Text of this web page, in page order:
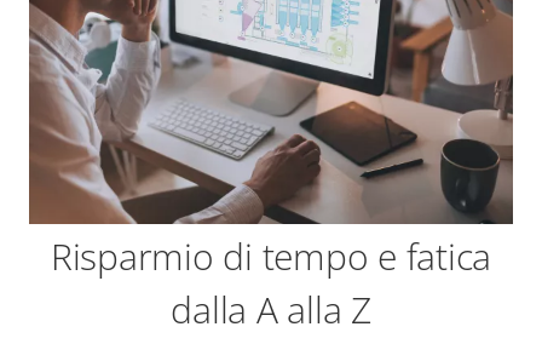
Risparmio di tempo e fatica
dalla A alla Z